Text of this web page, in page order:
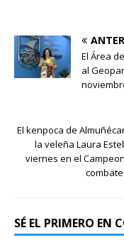
El Área
al
El kenpoca de
la veleña Laura
viernes en el
SÉ EL PRIMERO EN